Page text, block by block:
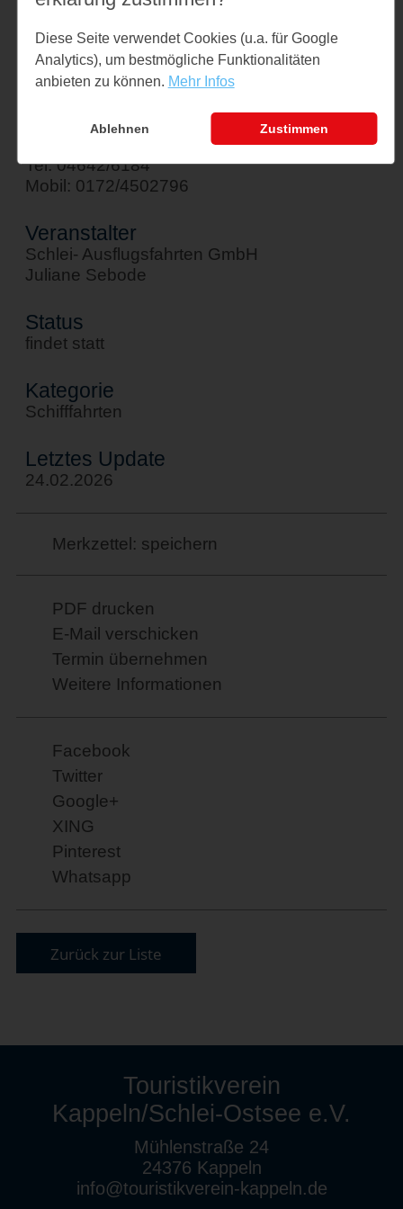
24376 Kappeln
↪ Google Maps öffnen
Kontakt
sebode@schlei-ausflugsfahrten.de
Tel: 04642/6184
Mobil: 0172/4502796
Veranstalter
Schlei- Ausflugsfahrten GmbH
Juliane Sebode
Status
findet statt
Kategorie
Schifffahrten
Letztes Update
24.02.2026
Merkzettel: speichern
PDF drucken
E-Mail verschicken
Termin übernehmen
Weitere Informationen
Facebook
Twitter
Google+
XING
Pinterest
Whatsapp
Zurück zur Liste
Touristikverein
Kappeln/Schlei-Ostsee e.V.
Mühlenstraße 24
24376 Kappeln
info@touristikverein-kappeln.de
Diese Seite verwendet Cookies (u.a. für Google
Analytics), um bestmögliche Funktionalitäten
anbieten zu können. Mehr Infos
Ablehnen Zustimmen